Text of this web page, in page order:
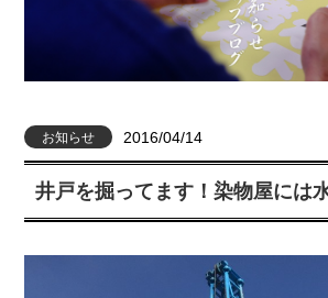
お知らせ 2016/04/14
井戸を掘ってます！染物屋には